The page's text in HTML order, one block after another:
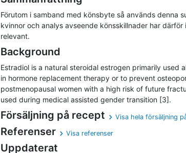
Förutom i samband med könsbyte så används denna
kvinnor och analys avseende könsskillnader har därför
relevant.
Background
Estradiol is a natural steroidal estrogen primarily used
in hormone replacement therapy or to prevent
postmenopausal women with a high risk of future
used during medical assisted gender transition [3].
Försäljning på recept Visa hela försäljning
Referenser Visa referenser
Uppdaterat